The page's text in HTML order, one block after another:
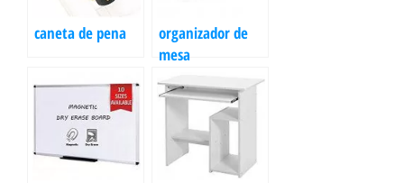
caneta de pena
organizador de
mesa